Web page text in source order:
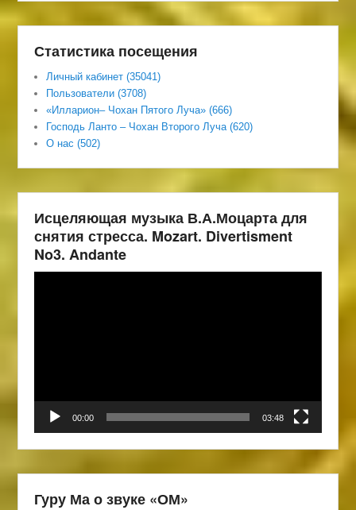
Статистика посещения
Личный кабинет (35041)
Пользователи (3708)
«Илларион– Чохан Пятого Луча» (666)
Господь Ланто – Чохан Второго Луча (620)
О нас (502)
Исцеляющая музыка В.А.Моцарта для
снятия стресса. Mozart. Divertisment
No3. Andante
00:00 03:48
Гуру Ма о звуке «ОМ»